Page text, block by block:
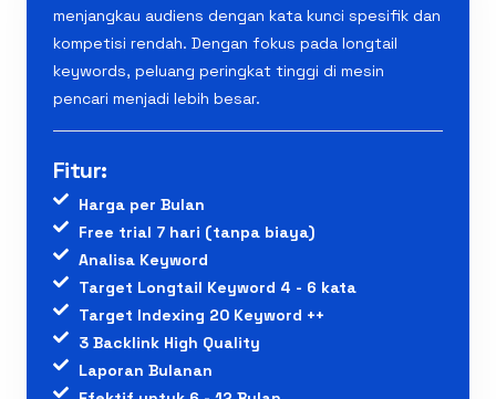
menjangkau audiens dengan kata kunci spesifik dan
kompetisi rendah. Dengan fokus pada longtail
keywords, peluang peringkat tinggi di mesin
pencari menjadi lebih besar.
Fitur:
Harga per Bulan
Free trial 7 hari (tanpa biaya)
Analisa Keyword
Target Longtail Keyword 4 - 6 kata
Target Indexing 20 Keyword ++
3 Backlink High Quality
Laporan Bulanan